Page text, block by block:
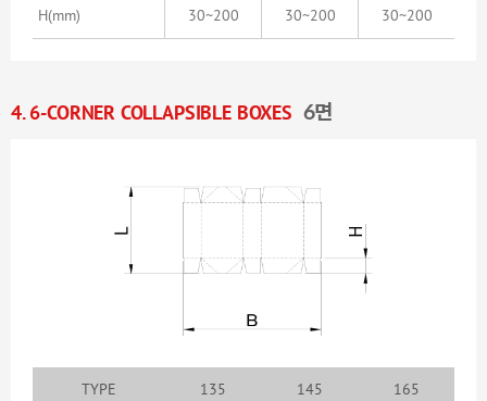
H(mm) 30~200 30~200 30~200
4. 6-CORNER COLLAPSIBLE BOXES 6면
TYPE 135 145 165